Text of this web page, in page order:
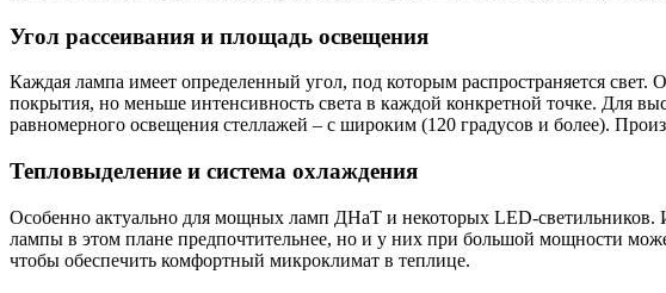
Угол рассеивания и площадь освещения
Каждая лампа имеет определенный угол, под которым распространяется
покрытия, но меньше интенсивность света в каждой конкретной точке. Для
равномерного освещения стеллажей – с широким (120 градусов и более).
Тепловыделение и система охлаждения
Особенно актуально для мощных ламп ДНаТ и некоторых LED-светильников.
лампы в этом плане предпочтительнее, но и у них при большой мощности
чтобы обеспечить комфортный микроклимат в теплице.